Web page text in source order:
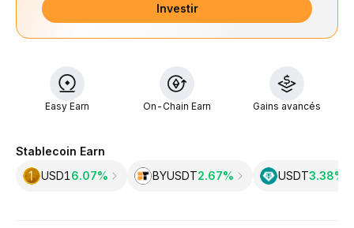
Investir
Easy Earn On-Chain Earn Gains avancés
Stablecoin Earn
USD16.07% BYUSDT2.67% USDT3.38‎%